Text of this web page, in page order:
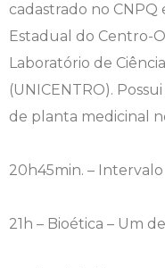
cadastrado no
Estadual do Centro-
Laboratório de
(UNICENTRO).
de planta medicinal
20h45min. – Intervalo
21h – Bioética – Um